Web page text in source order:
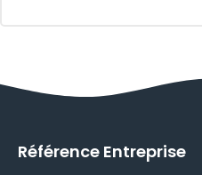
Référence Entreprise